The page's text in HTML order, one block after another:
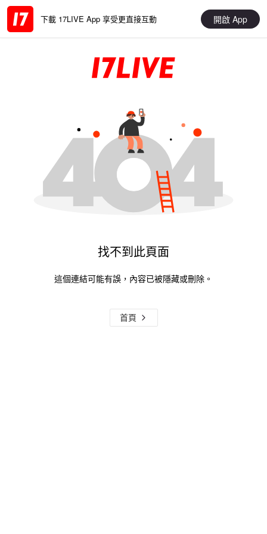
下載 17LIVE App 享受更直接互動 開啟 App
找不到此頁面
這個連結可能有誤，內容已被隱藏或刪除。
首頁